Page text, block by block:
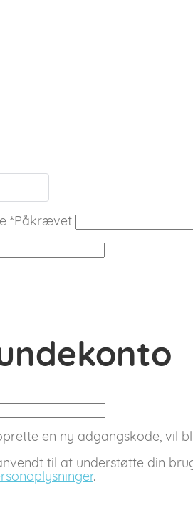
*Påkrævet
en ny adgangskode, vil
til at understøtte din
.